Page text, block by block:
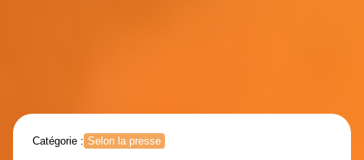
Catégorie : Selon la presse